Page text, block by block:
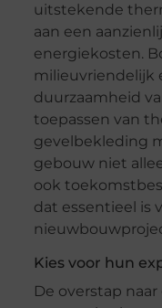
uitstekende
aan een
energiekosten.
milieuvriendelijk
duurzaamheid
toepassen van
gevelbekleding
gebouw niet
ook
dat essentieel is
Kies voor hun
De overstap